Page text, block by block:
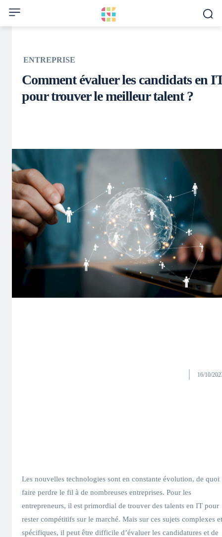
ENTREPRISE
Comment évaluer les candidats en
pour trouver le meilleur talent ?
16/10/
Les nouvelles technologies sont en constante évolution, de quoi
faire perdre le fil à de nombreuses entreprises. Pour les
entrepreneurs, il est primordial de trouver des talents en IT pour
rester compétitifs sur le marché. Mais sur ces sujets complexes et
spécifiques, il peut être difficile d’évaluer les candidatures et de